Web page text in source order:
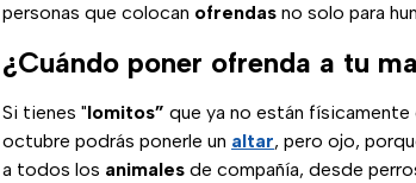
personas que colocan ofrendas no solo para
¿Cuándo poner ofrenda a tu
Si tienes "lomitos” que ya no están
octubre podrás ponerle un altar, pero ojo,
a todos los animales de compañía, desde